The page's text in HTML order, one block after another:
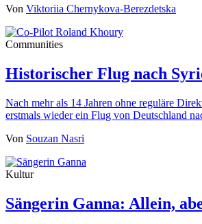
Von Viktoriia Chernykova-Berezdetska
Communities
Historischer Flug nach
Nach mehr als 14 Jahren ohne reguläre
erstmals wieder ein Flug von Deutschland
Von Souzan Nasri
Kultur
Sängerin Ganna: Allein,